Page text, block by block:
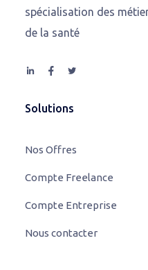
spécialisation des
de la santé
Solutions
Nos Offres
Compte Freelance
Compte Entreprise
Nous contacter